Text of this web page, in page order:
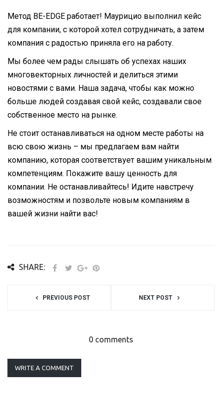
Метод BE-EDGE работает! Маурицио выполнил кейс
для компании, c которой хотел сотрудничать, а затем
компания с радостью приняла его на работу.
Мы более чем рады слышать об успехах наших
многовекторных личностей и делиться этими
новостями с вами. Наша задача, чтобы как можно
больше людей создавая свой кейс, создавали свое
собственное место на рынке.
Не стоит останавливаться на одном месте работы на
всю свою жизнь – мы предлагаем вам найти
компанию, которая соответствует вашим уникальным
компетенциям. Покажите вашу ценность для
компании. Не останавливайтесь! Идите навстречу
возможностям и позвольте новым компаниям в
вашей жизни найти вас!
SHARE:
PREVIOUS POST NEXT POST
0 comments
WRITE A COMMENT